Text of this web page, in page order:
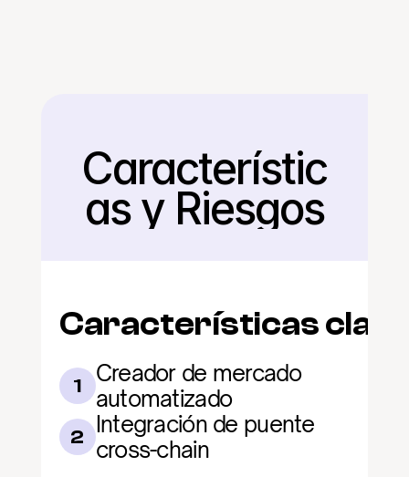
Regresar
Característic
as y Riesgos
Características
1
Creador de mercado
automatizado
2 Integración de puente
cross-chain